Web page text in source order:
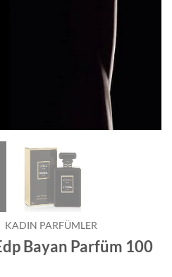
KADIN PARFÜMLER
Bayan Parfüm 100